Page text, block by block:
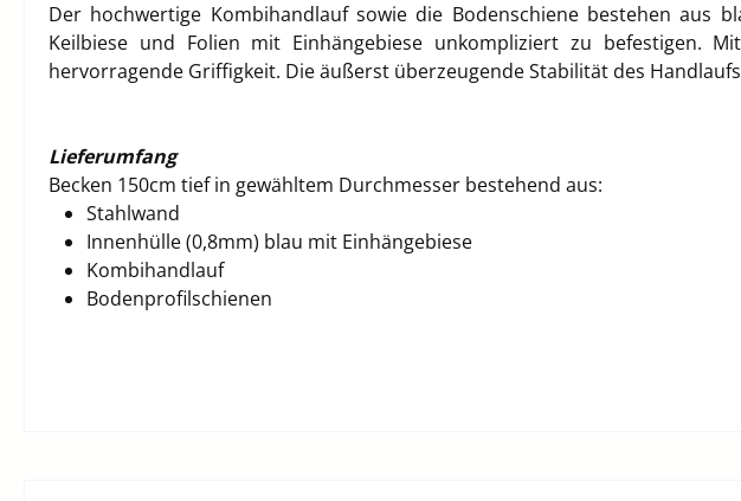
Der hochwertige Kombihandlauf sowie die Bodenschiene bestehen aus
Keilbiese und Folien mit Einhängebiese unkompliziert zu befestigen.
hervorragende Griffigkeit. Die äußerst überzeugende Stabilität des
Lieferumfang
Becken 150cm tief in gewähltem Durchmesser bestehend aus:
Stahlwand
Innenhülle (0,8mm) blau mit Einhängebiese
Kombihandlauf
Bodenprofilschienen